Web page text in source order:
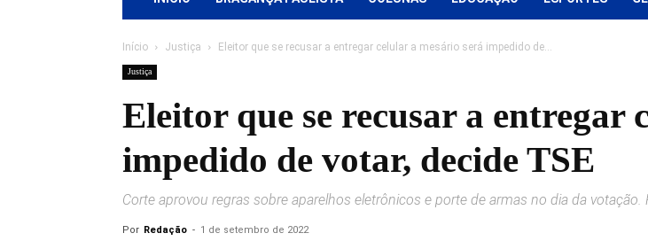
Início Justiça Eleitor que se recusar a entregar celular a mesário será impedido de...
Justiça
Eleitor que se recusar a entregar
impedido de votar, decide TSE
Corte aprovou regras sobre aparelhos eletrônicos e porte de armas no dia da
Por Redação - 1 de setembro de 2022